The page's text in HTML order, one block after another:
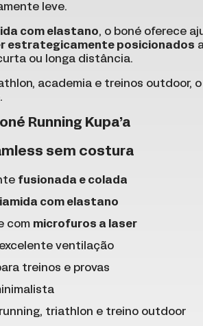
leve.
com elastano, o boné oferece
estrategicamente posicionados
ou longa distância.
academia e treinos outdoor,
Running Kupa’a
sem costura
fusionada e colada
com elastano
com microfuros a laser
ventilação
treinos e provas
triathlon e treino outdoor